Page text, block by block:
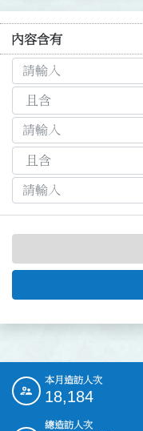
內容含有
::: 本月造訪人次
18,184
總造訪人次